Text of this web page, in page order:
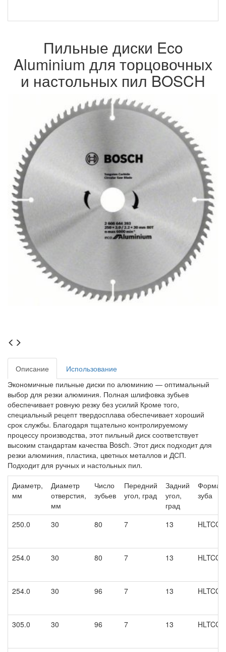
Пильные диски Eco
Aluminium для торцовочных
и настольных пил BOSCH
Описание
Использование
Экономичные пильные диски по алюминию — оптимальный
выбор для резки алюминия. Полная шлифовка зубьев
обеспечивает ровную резку без усилий Кроме того,
специальный рецепт твердосплава обеспечивает хороший
срок службы. Благодаря тщательно контролируемому
процессу производства, этот пильный диск соответствует
высоким стандартам качества Bosch. Этот диск подходит для
резки алюминия, пластика, цветных металлов и ДСП.
Подходит для ручных и настольных пил.
Диаметр,
мм
Диаметр
отверстия,
мм
Число
зубьев
Передний
угол, град
Задний
угол,
град
Форма
зуба
250.0 30 80 7 13 HLTCG
254.0 30 80 7 13 HLTCG
254.0 30 96 7 13 HLTCG
305.0 30 96 7 13 HLTCG